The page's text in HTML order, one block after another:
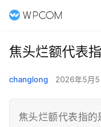
焦头烂额代表
changlong 2026年5月
焦头烂额代表指